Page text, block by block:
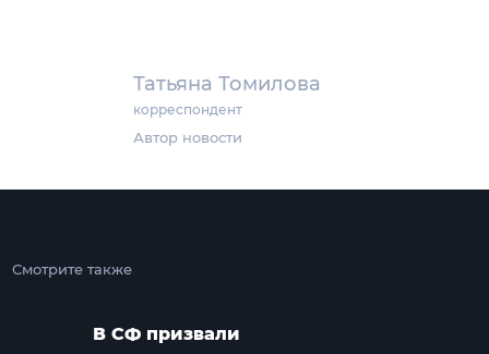
Татьяна Томилова
корреспондент
Автор новости
Смотрите также
В СФ призвали